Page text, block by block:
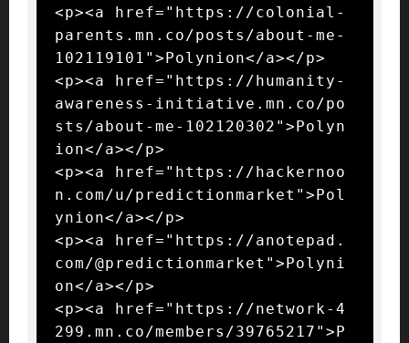
<p><a href="https://colonial-
parents.mn.co/posts/about-me-
102119101">Polynion</a></p>
<p><a href="https://humanity-
awareness-initiative.mn.co/po
sts/about-me-102120302">Polyn
ion</a></p>
<p><a href="https://hackernoo
n.com/u/predictionmarket">Pol
ynion</a></p>
<p><a href="https://anotepad.
com/@predictionmarket">Polyni
on</a></p>
<p><a href="https://network-4
299.mn.co/members/39765217">P